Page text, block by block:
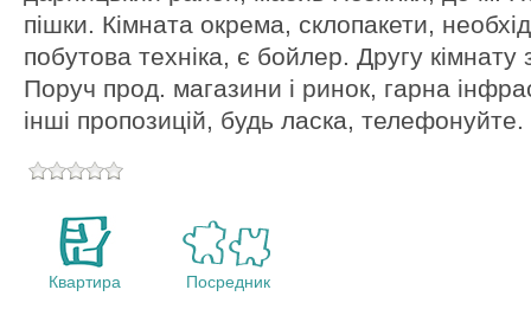
пішки. Кімната окрема, склопакети,
побутова техніка, є бойлер. Другу кімнату
Поруч прод. магазини і ринок, гарна
інші пропозицій, будь ласка, телефонуйте.
Квартира Посредник